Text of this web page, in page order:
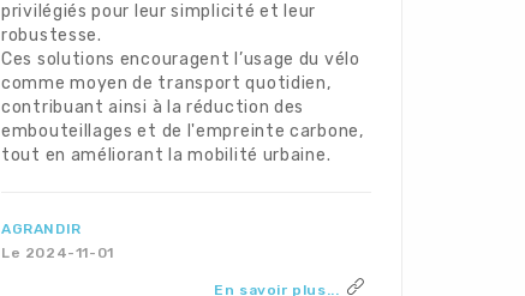
privilégiés pour leur simplicité et leur
robustesse.
Ces solutions encouragent l’usage du vélo
comme moyen de transport quotidien,
contribuant ainsi à la réduction des
embouteillages et de l'empreinte carbone,
tout en améliorant la mobilité urbaine.
AGRANDIR
Le 2024-11-01
En savoir plus...